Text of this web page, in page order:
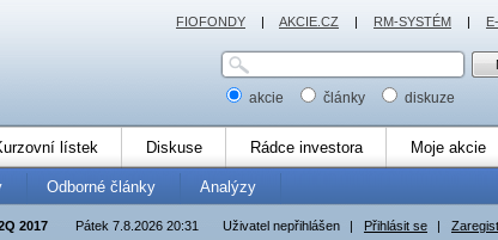
akcie články diskuze
lístek Diskuse Rádce investora Moje akcie
Odborné články Analýzy
Uživatel nepřihlášen | Přihlásit se |
Pátek 7.8.2026 20:31
2017
FIOFONDY | AKCIE.CZ | RM-SYSTÉM |